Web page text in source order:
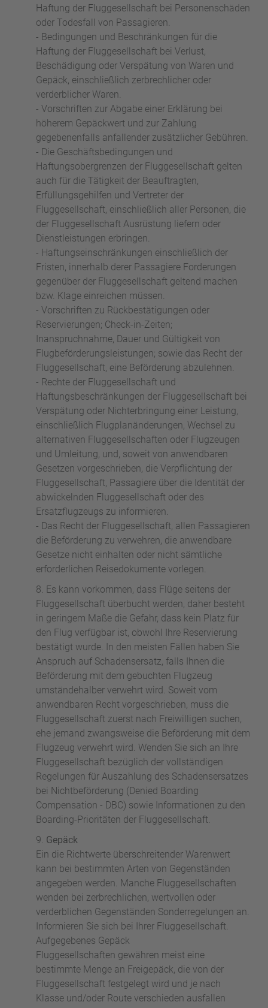
Haftung der Fluggesellschaft bei Personenschäden
oder Todesfall von Passagieren.
- Bedingungen und Beschränkungen für die
Haftung der Fluggesellschaft bei Verlust,
Beschädigung oder Verspätung von Waren und
Gepäck, einschließlich zerbrechlicher oder
verderblicher Waren.
- Vorschriften zur Abgabe einer Erklärung bei
höherem Gepäckwert und zur Zahlung
gegebenenfalls anfallender zusätzlicher Gebühren.
- Die Geschäftsbedingungen und
Haftungsobergrenzen der Fluggesellschaft gelten
auch für die Tätigkeit der Beauftragten,
Erfüllungsgehilfen und Vertreter der
Fluggesellschaft, einschließlich aller Personen, die
der Fluggesellschaft Ausrüstung liefern oder
Dienstleistungen erbringen.
- Haftungseinschränkungen einschließlich der
Fristen, innerhalb derer Passagiere Forderungen
gegenüber der Fluggesellschaft geltend machen
bzw. Klage einreichen müssen.
- Vorschriften zu Rückbestätigungen oder
Reservierungen; Check-in-Zeiten;
Inanspruchnahme, Dauer und Gültigkeit von
Flugbeförderungsleistungen; sowie das Recht der
Fluggesellschaft, eine Beförderung abzulehnen.
- Rechte der Fluggesellschaft und
Haftungsbeschränkungen der Fluggesellschaft bei
Verspätung oder Nichterbringung einer Leistung,
einschließlich Flugplanänderungen, Wechsel zu
alternativen Fluggesellschaften oder Flugzeugen
und Umleitung, und, soweit von anwendbaren
Gesetzen vorgeschrieben, die Verpflichtung der
Fluggesellschaft, Passagiere über die Identität der
abwickelnden Fluggesellschaft oder des
Ersatzflugzeugs zu informieren.
- Das Recht der Fluggesellschaft, allen Passagieren
die Beförderung zu verwehren, die anwendbare
Gesetze nicht einhalten oder nicht sämtliche
erforderlichen Reisedokumente vorlegen.
Es kann vorkommen, dass Flüge seitens der
Fluggesellschaft überbucht werden, daher besteht
in geringem Maße die Gefahr, dass kein Platz für
den Flug verfügbar ist, obwohl Ihre Reservierung
bestätigt wurde. In den meisten Fällen haben Sie
Anspruch auf Schadensersatz, falls Ihnen die
Beförderung mit dem gebuchten Flugzeug
umständehalber verwehrt wird. Soweit vom
anwendbaren Recht vorgeschrieben, muss die
Fluggesellschaft zuerst nach Freiwilligen suchen,
ehe jemand zwangsweise die Beförderung mit dem
Flugzeug verwehrt wird. Wenden Sie sich an Ihre
Fluggesellschaft bezüglich der vollständigen
Regelungen für Auszahlung des Schadensersatzes
bei Nichtbeförderung (Denied Boarding
Compensation - DBC) sowie Informationen zu den
Boarding-Prioritäten der Fluggesellschaft.
Gepäck
Ein die Richtwerte überschreitender Warenwert
kann bei bestimmten Arten von Gegenständen
angegeben werden. Manche Fluggesellschaften
wenden bei zerbrechlichen, wertvollen oder
verderblichen Gegenständen Sonderregelungen an.
Informieren Sie sich bei Ihrer Fluggesellschaft.
Aufgegebenes Gepäck
Fluggesellschaften gewähren meist eine
bestimmte Menge an Freigepäck, die von der
Fluggesellschaft festgelegt wird und je nach
Klasse und/oder Route verschieden ausfallen